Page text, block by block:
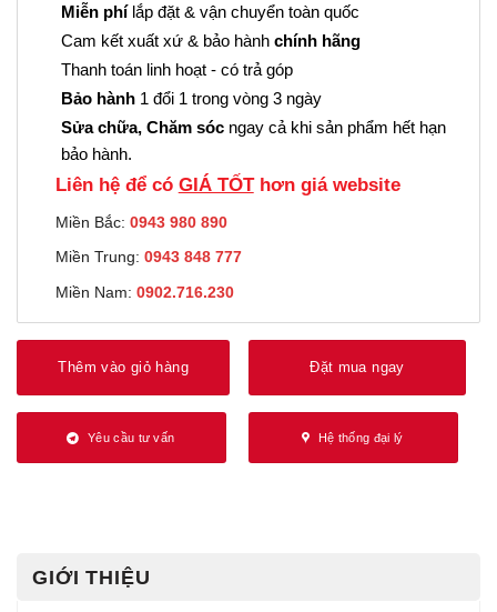
Miễn phílắp đặt & vận chuyển toàn quốc
Cam kết xuất xứ & bảo hành chính hãng
Thanh toán linh hoạt - có trả góp
Bảo hành 1 đổi 1 trong vòng 3 ngày
Sửa chữa, Chăm sóc ngay cả khi sản phẩm hết hạn
bảo hành.
Liên hệ để có GIÁ TỐThơn giá website
Miền Bắc: 0943 980 890
Miền Trung: 0943 848 777
Miền Nam: 0902.716.230
Thêm vào giỏ hàng Đặt mua ngay
Yêu cầu tư vấn Hệ thống đại lý
GIỚI THIỆU